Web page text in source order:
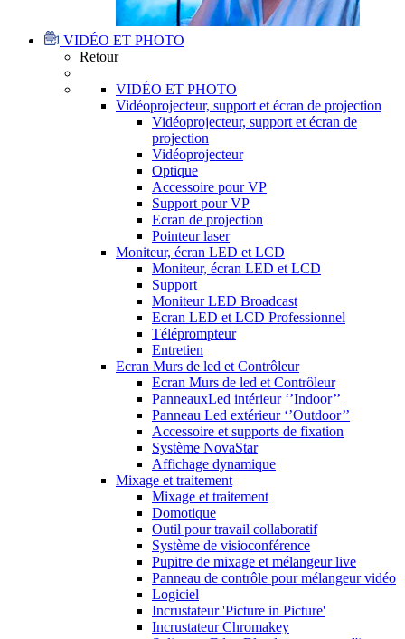
VIDÉO ET PHOTO
Retour
VIDÉO ET PHOTO
Vidéoprojecteur, support et écran de projection
Vidéoprojecteur, support et écran de
projection
Vidéoprojecteur
Optique
Accessoire pour VP
Support pour VP
Ecran de projection
Pointeur laser
Moniteur, écran LED et LCD
Moniteur, écran LED et LCD
Support
Moniteur LED Broadcast
Ecran LED et LCD Professionnel
Téléprompteur
Entretien
Ecran Murs de led et Contrôleur
Ecran Murs de led et Contrôleur
PanneauxLed intérieur ‘’Indoor’’
Panneau Led extérieur ‘’Outdoor’’
Accessoire et supports de fixation
Système NovaStar
Affichage dynamique
Mixage et traitement
Mixage et traitement
Domotique
Outil pour travail collaboratif
Système de visioconférence
Pupitre de mixage et mélangeur live
Panneau de contrôle pour mélangeur vidéo
Logiciel
Incrustateur 'Picture in Picture'
Incrustateur Chromakey